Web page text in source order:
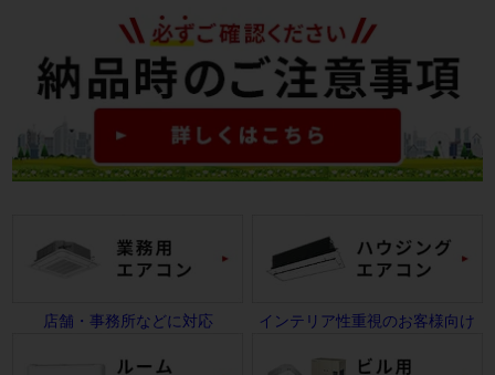
店舗・事務所などに対応 インテリア性重視のお客様向け